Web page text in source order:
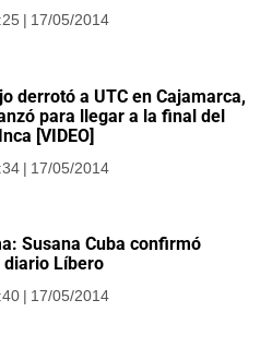
| 17/05/2014
derrotó a UTC en Cajamarca,
para llegar a la final del
[VIDEO]
| 17/05/2014
Susana Cuba confirmó
diario Líbero
| 17/05/2014